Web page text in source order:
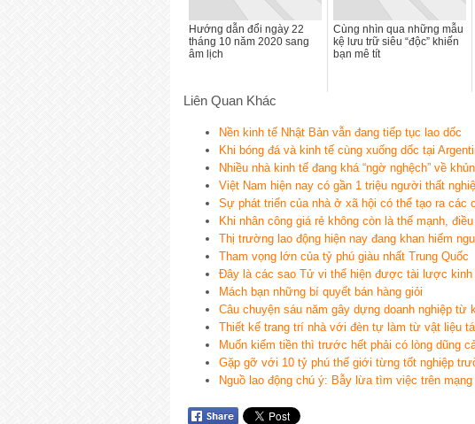
Hướng dẫn đổi ngày 22
tháng 10 năm 2020 sang
âm lịch
Cùng nhìn qua những mẫu
kệ lưu trữ siêu “độc” khiến
bạn mê tít
Liên Quan Khác
Nền kinh tế Nhật Bản vẫn đang tiếp tục lao dốc
Khi bóng đá và kinh tế cùng xuống dốc tại
Nhiều nhà kinh tế đang khá “ngờ nghệch” về
Việt Nam hiện nay có gần 1 triệu người thất
Sự phát triển của nhà ở xã hội có thể tạo ra các
Khi nhân công giá rẻ không còn là thế mạnh,
Thị trường lao động hiện nay đang khan hiếm
Tham vọng lớn của tỷ phú giàu nhất Trung Quốc
Đây là các sao Tử vi thể hiện được tài lược kinh
Mách bạn những bí quyết bán hàng giỏi
Câu chuyện sáu năm gây dựng doanh nghiệp từ
Thiết kế trang trí nhà với đèn tự làm từ vật liệu
Muốn kiếm tiền thì trước hết phải có lòng dũng
Gặp gỡ với 10 tỷ phú thế giới từng tốt nghiệp
Nguồ lao động chú ý: Bẫy lừa tìm việc trên mạng